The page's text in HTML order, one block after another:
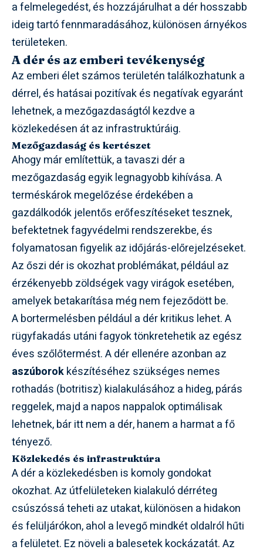
a felmelegedést, és hozzájárulhat a dér hosszabb
ideig tartó fennmaradásához, különösen árnyékos
területeken.
A dér és az emberi tevékenység
Az emberi élet számos területén találkozhatunk a
dérrel, és hatásai pozitívak és negatívak egyaránt
lehetnek, a mezőgazdaságtól kezdve a
közlekedésen át az infrastruktúráig.
Mezőgazdaság és kertészet
Ahogy már említettük, a tavaszi dér a
mezőgazdaság egyik legnagyobb kihívása. A
terméskárok megelőzése érdekében a
gazdálkodók jelentős erőfeszítéseket tesznek,
befektetnek fagyvédelmi rendszerekbe, és
folyamatosan figyelik az időjárás-előrejelzéseket.
Az őszi dér is okozhat problémákat, például az
érzékenyebb zöldségek vagy virágok esetében,
amelyek betakarítása még nem fejeződött be.
A bortermelésben például a dér kritikus lehet. A
rügyfakadás utáni fagyok tönkretehetik az egész
éves szőlőtermést. A dér ellenére azonban az
aszúborokkészítéséhez szükséges nemes
rothadás (botritisz) kialakulásához a hideg, párás
reggelek, majd a napos nappalok optimálisak
lehetnek, bár itt nem a dér, hanem a harmat a fő
tényező.
Közlekedés és infrastruktúra
A dér a közlekedésben is komoly gondokat
okozhat. Az útfelületeken kialakuló dérréteg
csúszóssá teheti az utakat, különösen a hidakon
és felüljárókon, ahol a levegő mindkét oldalról hűti
a felületet. Ez növeli a balesetek kockázatát. Az